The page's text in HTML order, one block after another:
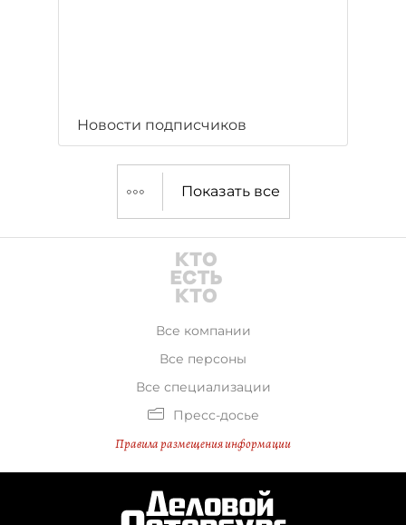
Новости подписчиков
Показать все
Все компании
Все персоны
Все специализации
Пресс-досье
Правила размещения информации